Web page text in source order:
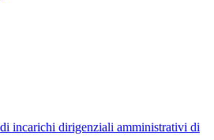
incarichi dirigenziali amministrativi di